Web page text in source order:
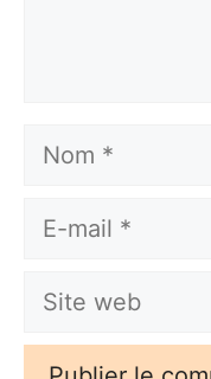
Nom
E-
Site